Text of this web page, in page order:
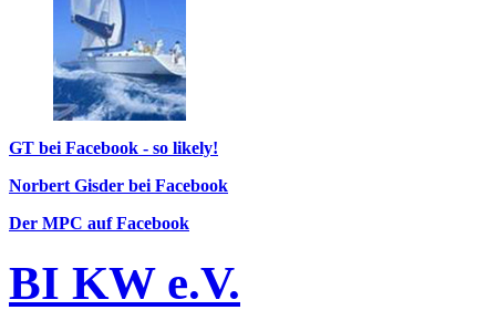
GT bei Facebook - so likely!
Norbert Gisder bei Facebook
Der MPC auf Facebook
BI KW e.V.